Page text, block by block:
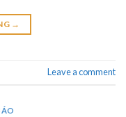
→
Leave a comment